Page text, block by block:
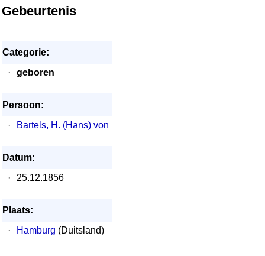
Gebeurtenis
Categorie:
·
geboren
Persoon:
·
Bartels, H. (Hans) von
Datum:
·
25.12.1856
Plaats:
·
Hamburg (Duitsland)